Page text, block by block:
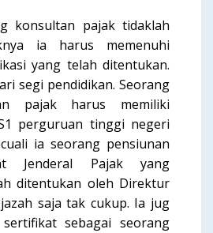
konsultan pajak tidaklah
ia harus memenuhi
yang telah ditentukan.
segi pendidikan. Seorang
pajak harus memiliki
perguruan tinggi negeri
ia seorang pensiunan
Jenderal Pajak yang
ditentukan oleh Direktur
saja tak cukup. Ia jug
sebagai seorang